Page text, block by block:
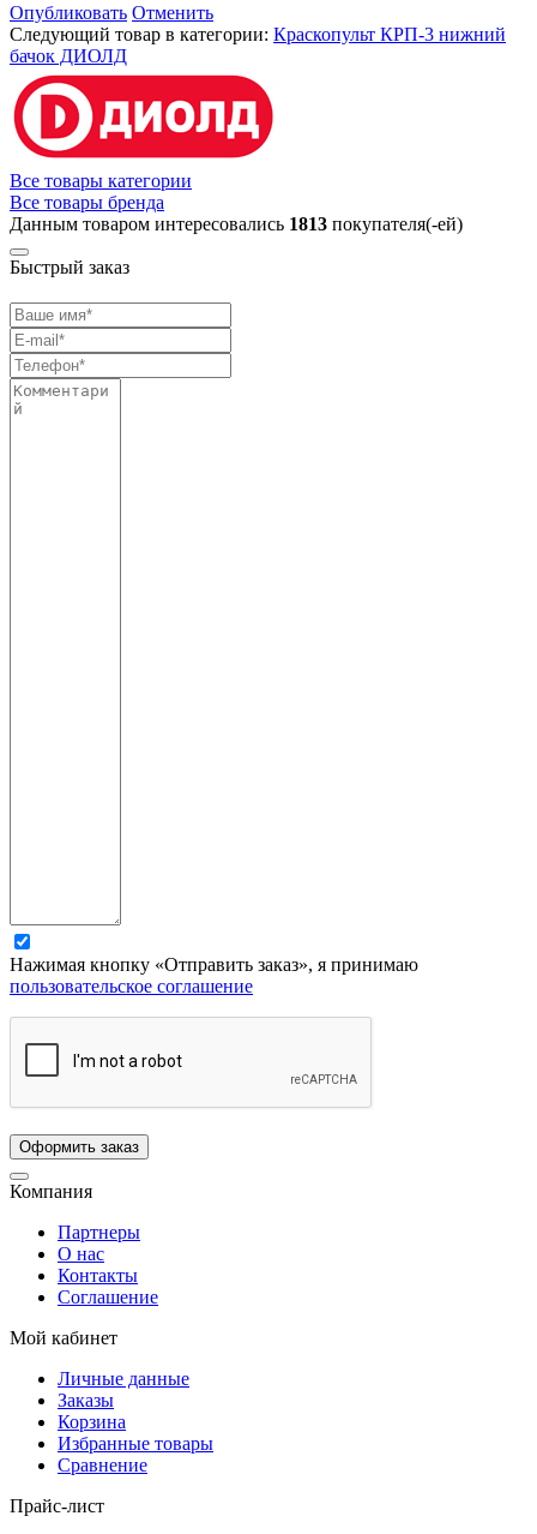
Опубликовать Отменить
Следующий товар в категории: Краскопульт КРП-3 нижний
бачок ДИОЛД
Все товары категории
Все товары бренда
Данным товаром интересовались 1813 покупателя(-ей)
Быстрый заказ
Нажимая кнопку «Отправить заказ», я принимаю
пользовательское соглашение
Компания
Партнеры
О нас
Контакты
Соглашение
Мой кабинет
Личные данные
Заказы
Корзина
Избранные товары
Сравнение
Прайс-лист